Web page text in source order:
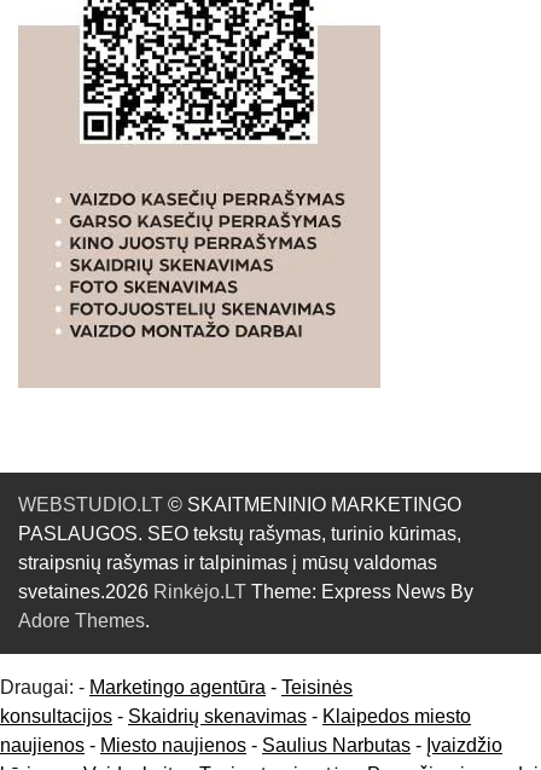
WEBSTUDIO.LT © SKAITMENINIO MARKETINGO
PASLAUGOS. SEO tekstų rašymas, turinio kūrimas,
straipsnių rašymas ir talpinimas į mūsų valdomas
svetaines.2026 Rinkėjo.LT Theme: Express News By
Adore Themes.
Draugai: - Marketingo agentūra - Teisinės
konsultacijos - Skaidrių skenavimas - Klaipedos miesto
naujienos - Miesto naujienos - Saulius Narbutas - Įvaizdžio